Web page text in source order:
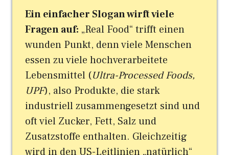
Ein einfacher Slogan wirft viele
Fragen auf: „Real Food“ trifft einen
wunden Punkt, denn viele Menschen
essen zu viele hochverarbeitete
Lebensmittel (Ultra-Processed Foods,
UPF), also Produkte, die stark
industriell zusammengesetzt sind und
oft viel Zucker, Fett, Salz und
Zusatzstoffe enthalten. Gleichzeitig
wird in den US-Leitlinien „natürlich“